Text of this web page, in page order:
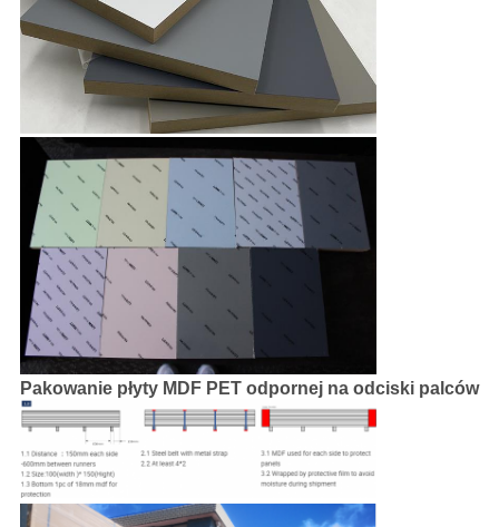
Pakowanie płyty MDF PET odpornej na odciski palców